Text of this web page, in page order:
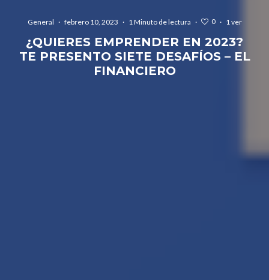
General · febrero 10, 2023 · 1 Minuto de lectura · 0 · 1 ver
¿QUIERES EMPRENDER EN 2023?
TE PRESENTO SIETE DESAFÍOS – EL
FINANCIERO